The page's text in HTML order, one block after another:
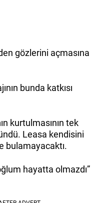
gözlerini açmasına
bunda katkısı
kurtulmasının tek
Leasa kendisini
bulamayacaktı.
hayatta olmazdı”